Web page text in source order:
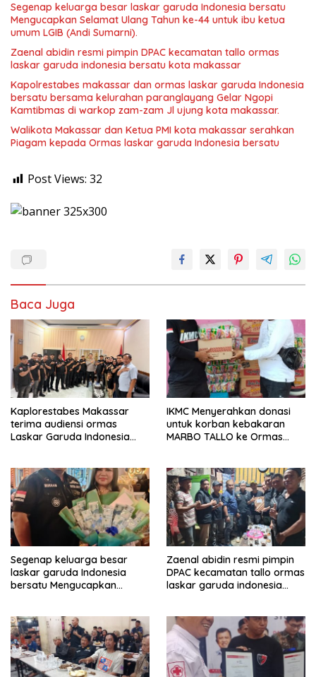
Segenap keluarga besar laskar garuda Indonesia bersatu
Mengucapkan Selamat Ulang Tahun ke-44 untuk ibu ketua
umum LGIB (Andi Sumarni).
Zaenal abidin resmi pimpin DPAC kecamatan tallo ormas
laskar garuda indonesia bersatu kota makassar
Kapolrestabes makassar dan ormas laskar garuda Indonesia
bersatu bersama kelurahan paranglayang Gelar Ngopi
Kamtibmas di warkop zam-zam Jl ujung kota makassar.
Walikota Makassar dan Ketua PMI kota makassar serahkan
Piagam kepada Ormas laskar garuda Indonesia bersatu
Post Views: 32
Baca Juga
Kaplorestabes Makassar
terima audiensi ormas
Laskar Garuda Indonesia
IKMC Menyerahkan donasi
untuk korban kebakaran
MARBO TALLO ke Ormas
Segenap keluarga besar
laskar garuda Indonesia
bersatu Mengucapkan
(Andi Sumarni).
Zaenal abidin resmi pimpin
DPAC kecamatan tallo ormas
laskar garuda indonesia